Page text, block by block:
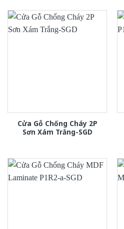
Cửa Gỗ Chống Cháy 2P
Sơn Xám Trắng-SGD